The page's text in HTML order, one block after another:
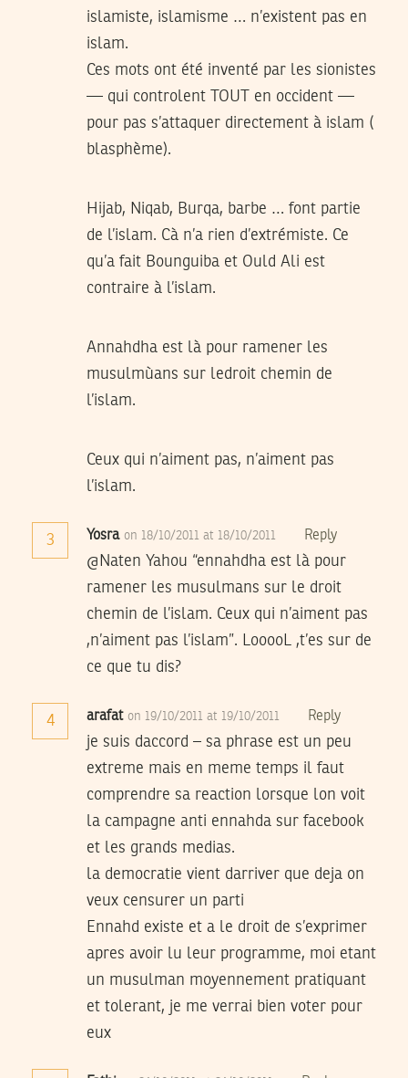
islamiste, islamisme … n’existent pas en
islam.
Ces mots ont été inventé par les sionistes
— qui controlent TOUT en occident —
pour pas s’attaquer directement à islam (
blasphème).
Hijab, Niqab, Burqa, barbe … font partie
de l’islam. Cà n’a rien d’extrémiste. Ce
qu’a fait Bounguiba et Ould Ali est
contraire à l’islam.
Annahdha est là pour ramener les
musulmùans sur ledroit chemin de
l’islam.
Ceux qui n’aiment pas, n’aiment pas
l’islam.
3 Yosra on 18/10/2011 at 18/10/2011 Reply
@Naten Yahou “ennahdha est là pour
ramener les musulmans sur le droit
chemin de l’islam. Ceux qui n’aiment pas
,n’aiment pas l’islam”. LooooL ,t’es sur de
ce que tu dis?
4 arafat on 19/10/2011 at 19/10/2011 Reply
je suis daccord – sa phrase est un peu
extreme mais en meme temps il faut
comprendre sa reaction lorsque lon voit
la campagne anti ennahda sur facebook
et les grands medias.
la democratie vient darriver que deja on
veux censurer un parti
Ennahd existe et a le droit de s’exprimer
apres avoir lu leur programme, moi etant
un musulman moyennement pratiquant
et tolerant, je me verrai bien voter pour
eux